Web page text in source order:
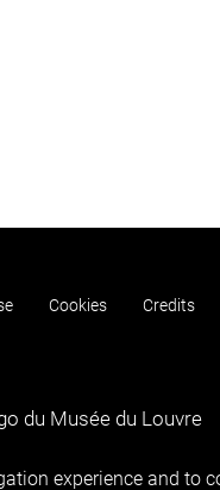
Cookies Credits
experience and to